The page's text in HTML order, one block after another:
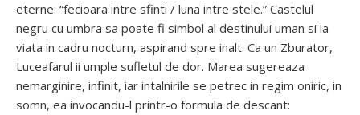
eterne: “fecioara intre sfinti / luna intre stele.” Castelul
negru cu umbra sa poate fi simbol al destinului uman si ia
viata in cadru nocturn, aspirand spre inalt. Ca un Zburator,
Luceafarul ii umple sufletul de dor. Marea sugereaza
nemarginire, infinit, iar intalnirile se petrec in regim oniric, in
somn, ea invocandu-l printr-o formula de descant: